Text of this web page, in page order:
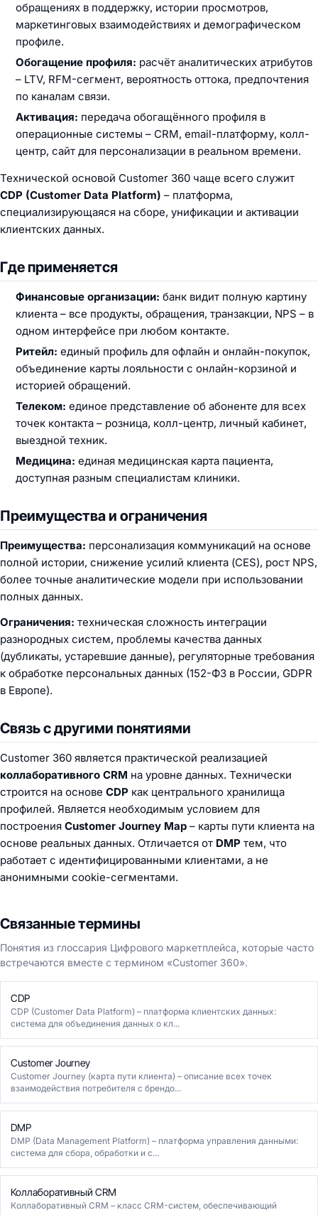
обращениях в поддержку, истории просмотров,
маркетинговых взаимодействиях и демографическом
профиле.
Обогащение профиля: расчёт аналитических атрибутов
– LTV, RFM-сегмент, вероятность оттока, предпочтения
по каналам связи.
Активация: передача обогащённого профиля в
операционные системы – CRM, email-платформу, колл-
центр, сайт для персонализации в реальном времени.
Технической основой Customer 360 чаще всего служит
CDP (Customer Data Platform) – платформа,
специализирующаяся на сборе, унификации и активации
клиентских данных.
Где применяется
Финансовые организации: банк видит полную картину
клиента – все продукты, обращения, транзакции, NPS – в
одном интерфейсе при любом контакте.
Ритейл: единый профиль для офлайн и онлайн-покупок,
объединение карты лояльности с онлайн-корзиной и
историей обращений.
Телеком: единое представление об абоненте для всех
точек контакта – розница, колл-центр, личный кабинет,
выездной техник.
Медицина: единая медицинская карта пациента,
доступная разным специалистам клиники.
Преимущества и ограничения
Преимущества: персонализация коммуникаций на основе
полной истории, снижение усилий клиента (CES), рост NPS,
более точные аналитические модели при использовании
полных данных.
Ограничения: техническая сложность интеграции
разнородных систем, проблемы качества данных
(дубликаты, устаревшие данные), регуляторные требования
к обработке персональных данных (152-ФЗ в России, GDPR
в Европе).
Связь с другими понятиями
Customer 360 является практической реализацией
коллаборативного CRM на уровне данных. Технически
строится на основе CDP как центрального хранилища
профилей. Является необходимым условием для
построения Customer Journey Map – карты пути клиента на
основе реальных данных. Отличается от DMP тем, что
работает с идентифицированными клиентами, а не
анонимными cookie-сегментами.
Связанные термины
Понятия из глоссария Цифрового маркетплейса, которые часто
встречаются вместе с термином «Customer 360».
CDP
CDP (Customer Data Platform) – платформа клиентских данных:
система для объединения данных о кл...
Customer Journey
Customer Journey (карта пути клиента) – описание всех точек
взаимодействия потребителя с брендо...
DMP
DMP (Data Management Platform) – платформа управления данными:
система для сбора, обработки и с...
Коллаборативный CRM
Коллаборативный CRM – класс CRM-систем, обеспечивающий